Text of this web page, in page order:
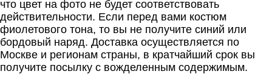
что цвет на фото не будет соответствовать
действительности. Если перед вами костюм
фиолетового тона, то вы не получите синий или
бордовый наряд. Доставка осуществляется по
Москве и регионам страны, в кратчайший срок вы
получите посылку с вожделенным содержимым.